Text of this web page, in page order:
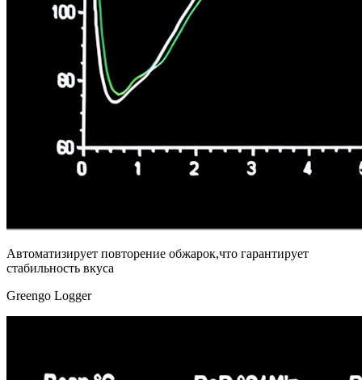
Автоматизирует повторение обжарок,что гарантирует
стабильность вкуса
Greengo Logger